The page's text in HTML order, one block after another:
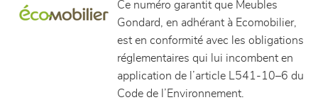
Ce numéro garantit que Meubles
Gondard, en adhérant à Ecomobilier,
est en conformité avec les obligations
réglementaires qui lui incombent en
application de l’article L541-10–6 du
Code de l’Environnement.